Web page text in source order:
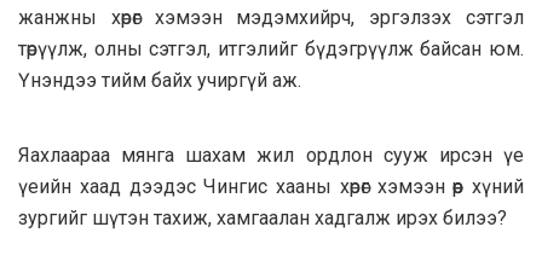
жанжны хөрөг хэмээн мэдэмхийрч, эргэлзэх сэтгэл
төрүүлж, олны сэтгэл, итгэлийг бүдэгрүүлж байсан юм.
Үнэндээ тийм байх учиргүй аж.
Яахлаараа мянга шахам жил ордлон сууж ирсэн үе
үеийн хаад дээдэс Чингис хааны хөрөг хэмээн өөр хүний
зургийг шүтэн тахиж, хамгаалан хадгалж ирэх билээ?